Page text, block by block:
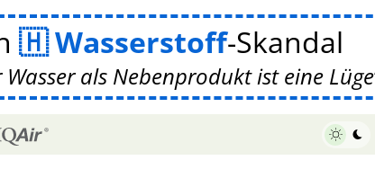
Wasserstoff-Skandal
Wasser als Nebenprodukt ist eine Lüge